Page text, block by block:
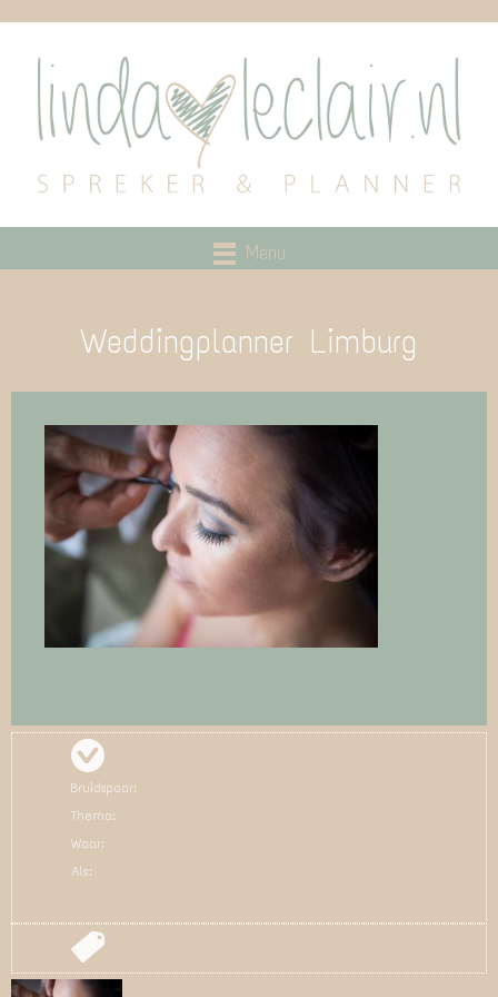
Menu
Weddingplanner Limburg
Bruidspaar:
Thema:
Waar:
Als: